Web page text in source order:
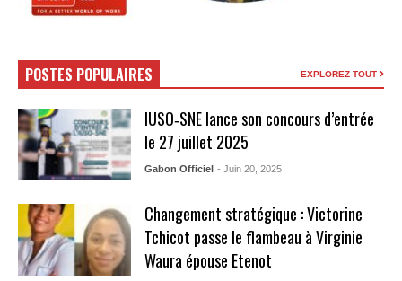
POSTES POPULAIRES EXPLOREZ TOUT
IUSO‑SNE lance son concours d’entrée
le 27 juillet 2025
Gabon Officiel - Juin 20, 2025
Changement stratégique : Victorine
Tchicot passe le flambeau à Virginie
Waura épouse Etenot